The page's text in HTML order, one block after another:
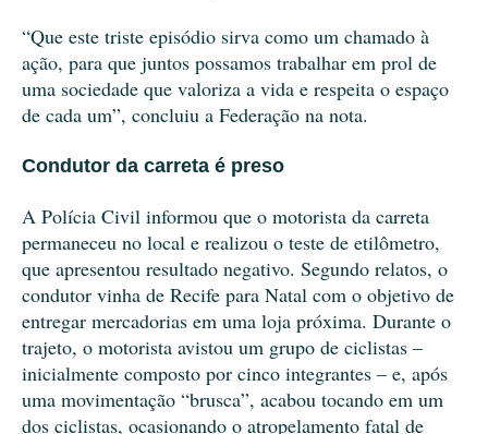
“Que este triste episódio sirva como um chamado à
ação, para que juntos possamos trabalhar em prol de
uma sociedade que valoriza a vida e respeita o espaço
de cada um”, concluiu a Federação na nota.
Condutor da carreta é preso
A Polícia Civil informou que o motorista da carreta
permaneceu no local e realizou o teste de etilômetro,
que apresentou resultado negativo. Segundo relatos, o
condutor vinha de Recife para Natal com o objetivo de
entregar mercadorias em uma loja próxima. Durante o
trajeto, o motorista avistou um grupo de ciclistas –
inicialmente composto por cinco integrantes – e, após
uma movimentação “brusca”, acabou tocando em um
dos ciclistas, ocasionando o atropelamento fatal de